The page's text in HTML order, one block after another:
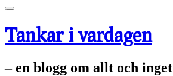
Tankar i vardagen
– en blogg om allt och inget